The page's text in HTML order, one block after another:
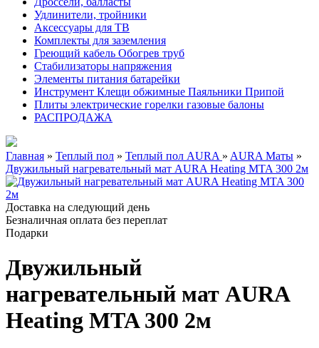
Удлинители, тройники
Аксессуары для ТВ
Комплекты для заземления
Греющий кабель Обогрев труб
Стабилизаторы напряжения
Элементы питания батарейки
Инструмент Клещи обжимные Паяльники Припой
Плиты электрические горелки газовые балоны
РАСПРОДАЖА
Главная » Теплый пол » Теплый пол AURA » AURA Маты »
Двужильный нагревательный мат AURA Heating MTA 300 2м
Доставка на следующий день
Безналичная оплата без переплат
Подарки
Двужильный
нагревательный мат AURA
Heating MTA 300 2м